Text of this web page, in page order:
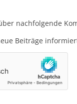
nachfolgende
Beiträge